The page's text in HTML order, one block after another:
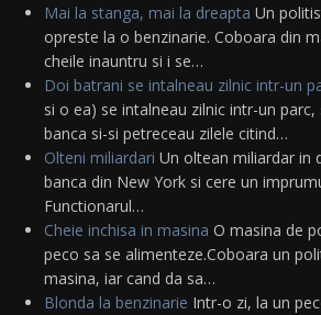
Mai la stanga, mai la dreapta Un
opreste la o benzinarie. Coboara din
cheile inauntru si i se…
Doi batrani se intalneau zilnic intr-un
si o ea) se intalneau zilnic intr-un parc,
banca si-si petreceau zilele citind…
Olteni miliardari Un oltean miliardar in
banca din New York si cere un
Functionarul…
Cheie inchisa in masina O masina de
peco sa se alimenteze.Coboara un
masina, iar cand da sa…
Blonda la benzinarie Intr-o zi, la un